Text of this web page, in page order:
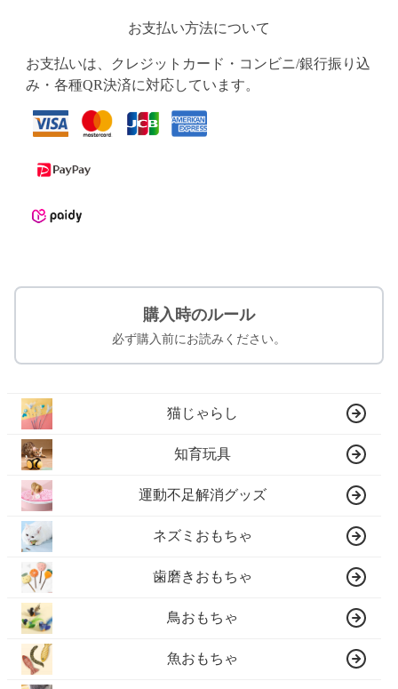
お支払い方法について
お支払いは、クレジットカード・コンビニ/銀行振り込
み・各種QR決済に対応しています。
購入時のルール
必ず購入前にお読みください。
猫じゃらし
知育玩具
運動不足解消グッズ
ネズミおもちゃ
歯磨きおもちゃ
鳥おもちゃ
魚おもちゃ